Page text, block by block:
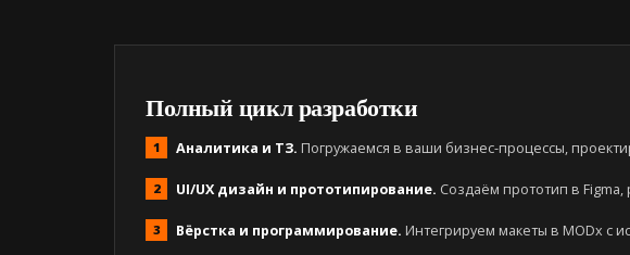
Полный цикл разработки
Аналитика и ТЗ. Погружаемся в ваши бизнес-процессы,
UI/UX дизайн и прототипирование. Создаём прототип в
Вёрстка и программирование. Интегрируем макеты в MODx с